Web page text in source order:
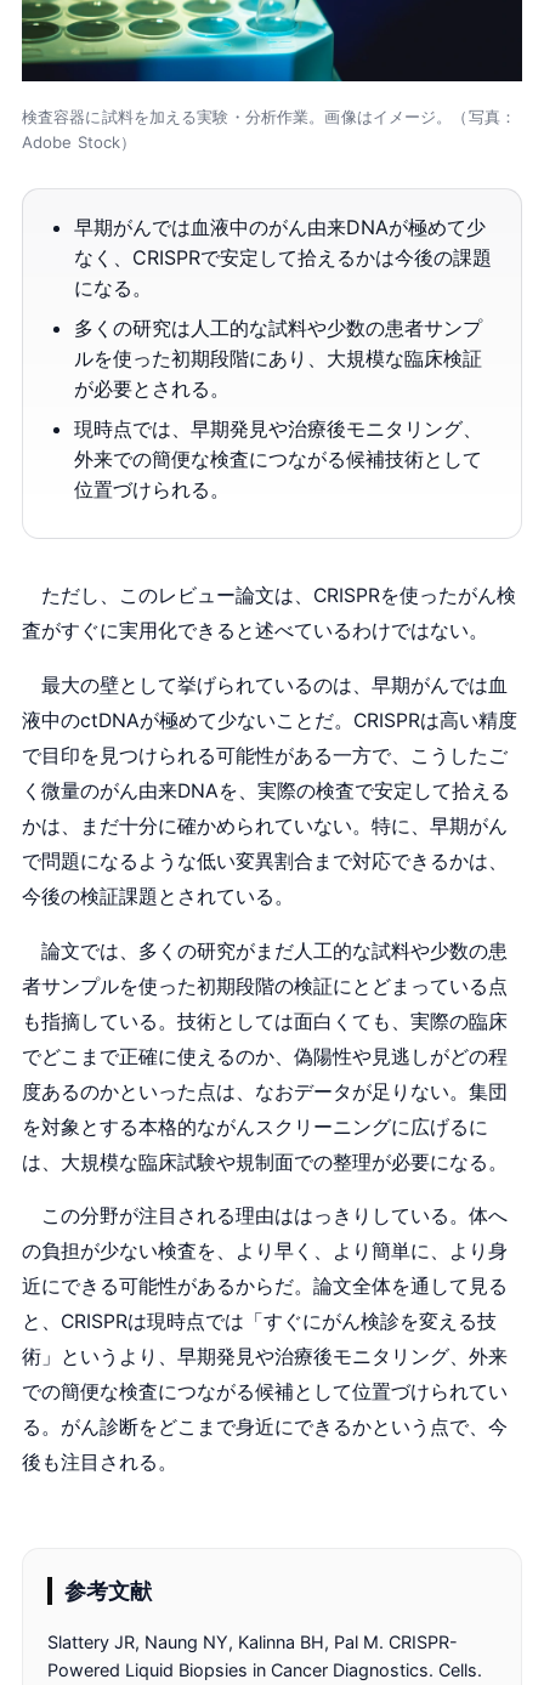
検査容器に試料を加える実験・分析作業。画像はイメージ。（写真：
Adobe Stock）
早期がんでは血液中のがん由来DNAが極めて少
なく、CRISPRで安定して拾えるかは今後の課題
になる。
多くの研究は人工的な試料や少数の患者サンプ
ルを使った初期段階にあり、大規模な臨床検証
が必要とされる。
現時点では、早期発見や治療後モニタリング、
外来での簡便な検査につながる候補技術として
位置づけられる。
ただし、このレビュー論文は、CRISPRを使ったがん検
査がすぐに実用化できると述べているわけではない。
最大の壁として挙げられているのは、早期がんでは血
液中のctDNAが極めて少ないことだ。CRISPRは高い精度
で目印を見つけられる可能性がある一方で、こうしたご
く微量のがん由来DNAを、実際の検査で安定して拾える
かは、まだ十分に確かめられていない。特に、早期がん
で問題になるような低い変異割合まで対応できるかは、
今後の検証課題とされている。
論文では、多くの研究がまだ人工的な試料や少数の患
者サンプルを使った初期段階の検証にとどまっている点
も指摘している。技術としては面白くても、実際の臨床
でどこまで正確に使えるのか、偽陽性や見逃しがどの程
度あるのかといった点は、なおデータが足りない。集団
を対象とする本格的ながんスクリーニングに広げるに
は、大規模な臨床試験や規制面での整理が必要になる。
この分野が注目される理由ははっきりしている。体へ
の負担が少ない検査を、より早く、より簡単に、より身
近にできる可能性があるからだ。論文全体を通して見る
と、CRISPRは現時点では「すぐにがん検診を変える技
術」というより、早期発見や治療後モニタリング、外来
での簡便な検査につながる候補として位置づけられてい
る。がん診断をどこまで身近にできるかという点で、今
後も注目される。
参考文献
Slattery JR, Naung NY, Kalinna BH, Pal M. CRISPR-
Powered Liquid Biopsies in Cancer Diagnostics. Cells.